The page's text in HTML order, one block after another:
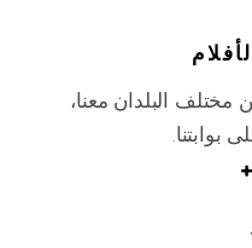
مختلف البلدان معنا،
بوابتنا.